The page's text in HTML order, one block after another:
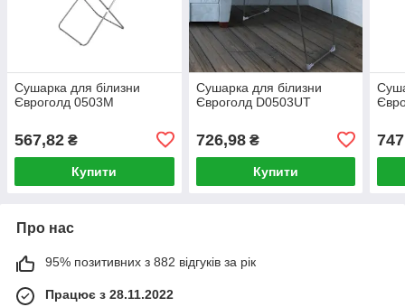
Сушарка для білизни
Євроголд 0503M
567,82 ₴
Купити
Сушарка для білизни
Євроголд D0503UT
726,98₴
Купити
Про нас
95% позитивних з 882 відгуків за рік
Працює з 28.11.2022